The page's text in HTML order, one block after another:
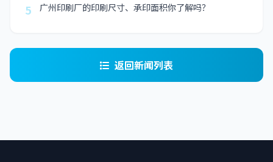
5 广州印刷厂的印刷尺寸、承印面积你了解吗？
返回新闻列表